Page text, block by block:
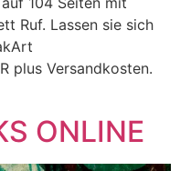
Ruf. Lassen sie sich
plus Versandkosten.
ONLINE